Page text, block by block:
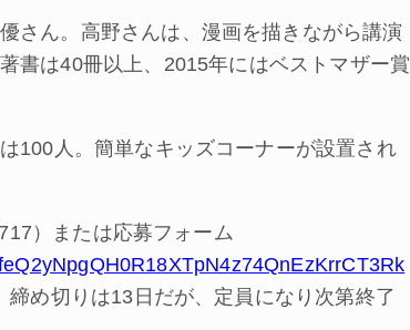
ん。高野さんは、漫画を描きながら講演
書は40冊以上、2015年にはベストマザー賞
人。簡単なキッズコーナーが設置され
）または応募フォーム
締め切りは13日だが、定員になり次第終了